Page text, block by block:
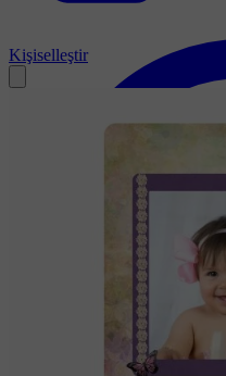
Kişiselleştir